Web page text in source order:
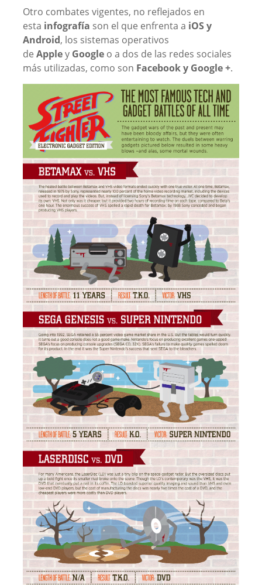
Otro combates vigentes, no reflejados en
esta infografía son el que enfrenta a iOS y
Android, los sistemas operativos
de Appley Googleo a dos de las redes sociales
más utilizadas, como son Facebook y Google +.